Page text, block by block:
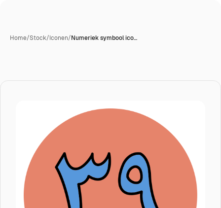
Home/Stock/Iconen/Numeriek symbool ico…